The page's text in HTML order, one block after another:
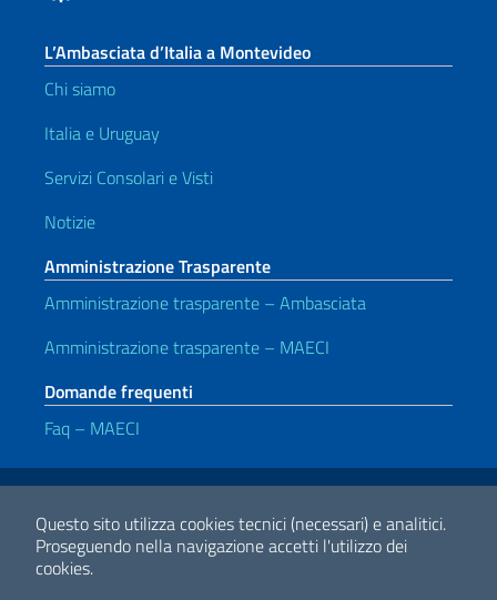
Questo sito utilizza cookies tecnici (necessari) e analitici.
Proseguendo nella navigazione accetti l'utilizzo dei
cookies.
L’Ambasciata d’Italia a Montevideo
Chi siamo
Italia e Uruguay
Servizi Consolari e Visti
Notizie
Amministrazione Trasparente
Amministrazione trasparente – Ambasciata
Amministrazione trasparente – MAECI
Domande frequenti
Faq – MAECI
Link Utili